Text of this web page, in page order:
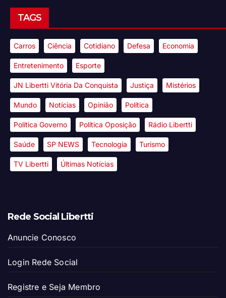
TAGS
Carros Ciência Cotidiano Defesa Economia
Entretenimento Esporte
JN Libertti Vitória Da Conquista Justiça Mistérios
Mundo Notícias Opinião Política
Política Governo Política Oposição Rádio Libertti
Saúde SP NEWS Tecnologia Turismo
TV Libertti Últimas Notícias
Rede Social Libertti
Anuncie Conosco
Login Rede Social
Registre e Seja Membro